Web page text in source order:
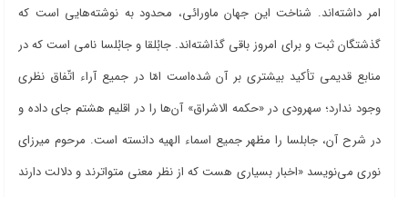
امر داشتهاند. شناخت این جهان ماورائی، محدود به نوشتههایی است که
گذشتگان ثبت و برای امروز باقی گذاشتهاند. جابُلقا و جابُلسا نامی است که در
منابع قدیمی تأکید بیشتری بر آن شدهاست امّا در جمیع آراء اتّفاق نظری
وجود ندارد؛ سهرودی در «حکمه الاشراق» آنها را در اقلیم هشتم جای داده و
در شرح آن، جابلسا را مظهر جمیع اسماء الهیه دانسته است. مرحوم میرزای
نوری مینویسد «اخبار بسیاری هست که از نظر معنی متواترند و دلالت دارند